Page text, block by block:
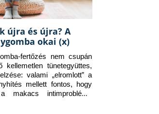
újra és újra? A
okai (x)
fertőzés nem csupán
kellemetlen tünetegyüttes,
valami „elromlott” a
mellett fontos, hogy
intimprobléma